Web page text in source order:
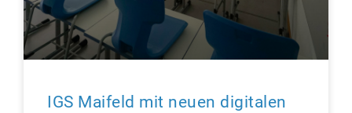
IGS Maifeld mit neuen digitalen